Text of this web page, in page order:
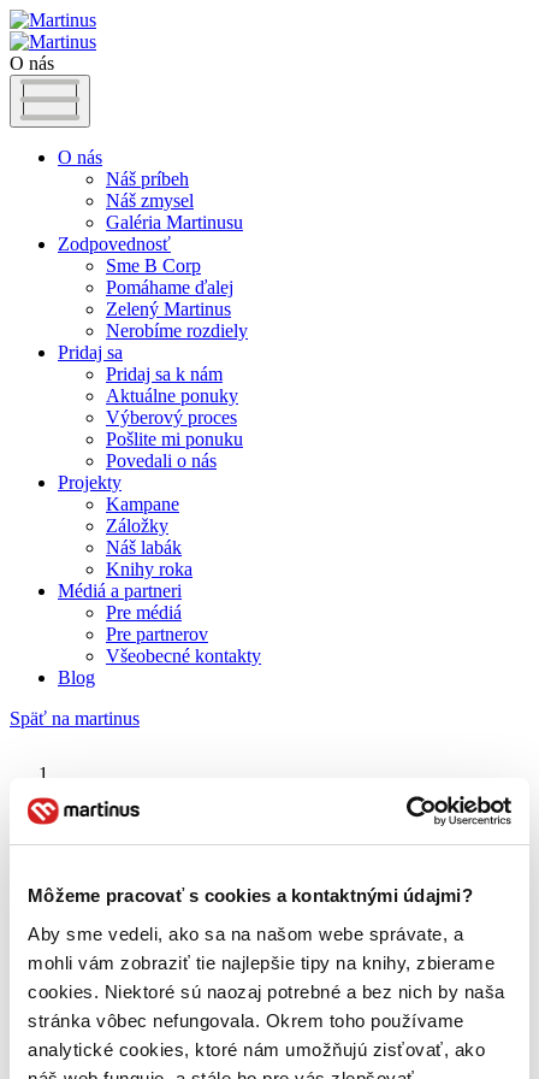
Môžeme pracovať s cookies a kontaktnými údajmi?
Aby sme vedeli, ako sa na našom webe správate, a
mohli vám zobraziť tie najlepšie tipy na knihy, zbierame
cookies. Niektoré sú naozaj potrebné a bez nich by naša
stránka vôbec nefungovala. Okrem toho používame
analytické cookies, ktoré nám umožňujú zisťovať, ako
O nás
O nás
Náš príbeh
Náš zmysel
Galéria Martinusu
Zodpovednosť
Sme B Corp
Pomáhame ďalej
Zelený Martinus
Nerobíme rozdiely
Pridaj sa
Pridaj sa k nám
Aktuálne ponuky
Výberový proces
Pošlite mi ponuku
Povedali o nás
Projekty
Kampane
Záložky
Náš labák
Knihy roka
Médiá a partneri
Pre médiá
Pre partnerov
Všeobecné kontakty
Blog
Späť na martinus
Flannery O’Connor
O nás
Náš príbeh
Galéria Martinusu
Zodpovednosť
Sme B Corp